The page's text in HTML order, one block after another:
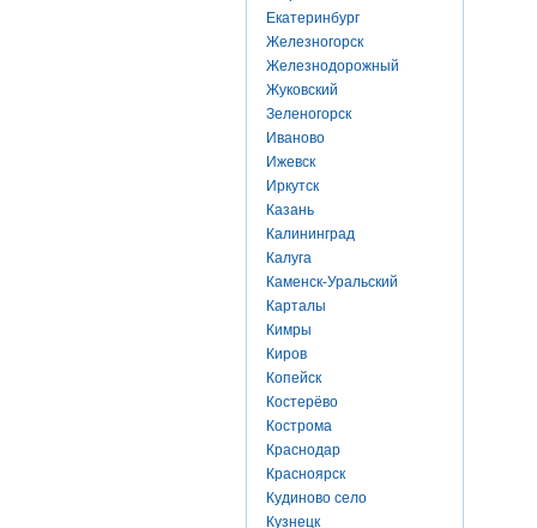
Екатеринбург
Железногорск
Железнодорожный
Жуковский
Зеленогорск
Иваново
Ижевск
Иркутск
Казань
Калининград
Калуга
Каменск-Уральский
Карталы
Кимры
Киров
Копейск
Костерёво
Кострома
Краснодар
Красноярск
Кудиново село
Кузнецк